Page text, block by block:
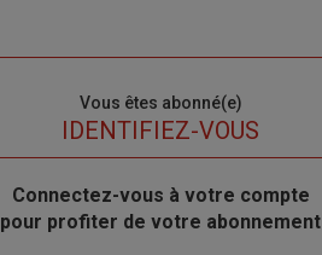
Vous êtes abonné(e)
IDENTIFIEZ-VOUS
Body
Connectez-vous à votre compte
pour profiter de votre abonnement